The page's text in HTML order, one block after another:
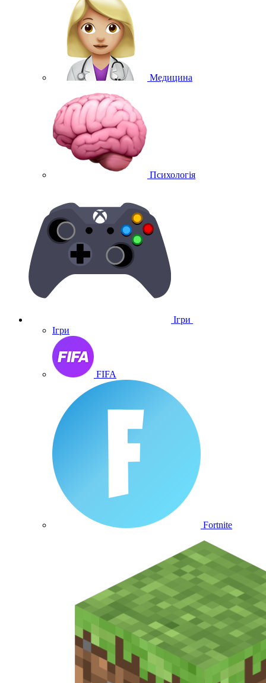
Медицина
Психологія
Ігри
Ігри
FIFA
Fortnite